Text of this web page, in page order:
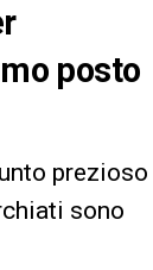
posto
prezioso
sono